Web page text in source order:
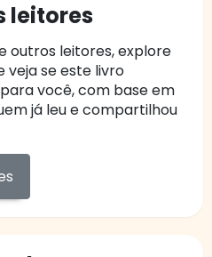
leitores
outros leitores, explore
veja se este livro
você, com base em
já leu e compartilhou